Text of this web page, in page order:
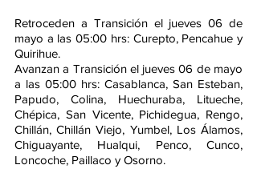
Retroceden a Transición el jueves 06 de
mayo a las 05:00 hrs: Curepto, Pencahue y
Quirihue.
Avanzan a Transición el jueves 06 de mayo
a las 05:00 hrs: Casablanca, San Esteban,
Papudo, Colina, Huechuraba, Litueche,
Chépica, San Vicente, Pichidegua, Rengo,
Chillán, Chillán Viejo, Yumbel, Los Álamos,
Chiguayante, Hualqui, Penco, Cunco,
Loncoche, Paillaco y Osorno.